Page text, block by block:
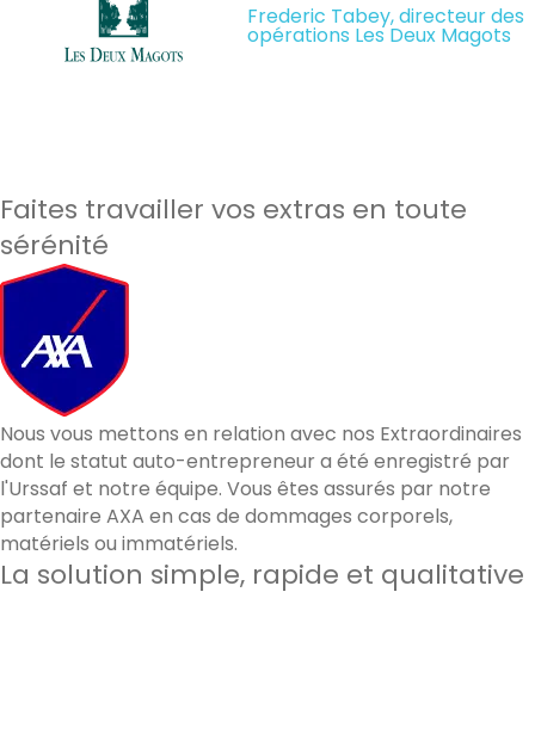
Frederic Tabey, directeur des
opérations Les Deux Magots
Faites travailler vos extras en toute
sérénité
Nous vous mettons en relation avec nos Extraordinaires
dont le statut auto-entrepreneur a été enregistré par
l'Urssaf et notre équipe. Vous êtes assurés par notre
partenaire AXA en cas de dommages corporels,
matériels ou immatériels.
La solution simple, rapide et qualitative